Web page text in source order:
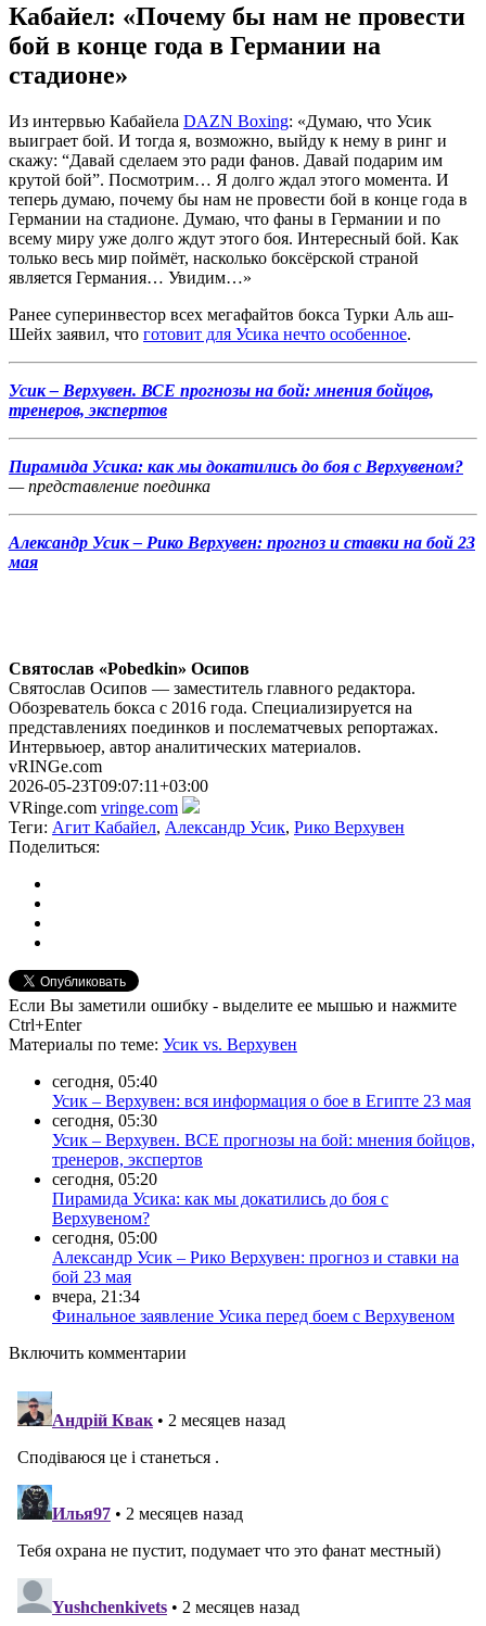
Кабайел: «Почему бы нам не провести
бой в конце года в Германии на
стадионе»
Из интервью Кабайела DAZN Boxing: «Думаю, что Усик
выиграет бой. И тогда я, возможно, выйду к нему в ринг и
скажу: “Давай сделаем это ради фанов. Давай подарим им
крутой бой”. Посмотрим… Я долго ждал этого момента. И
теперь думаю, почему бы нам не провести бой в конце года в
Германии на стадионе. Думаю, что фаны в Германии и по
всему миру уже долго ждут этого боя. Интересный бой. Как
только весь мир поймёт, насколько боксёрской страной
является Германия… Увидим…»
Ранее суперинвестор всех мегафайтов бокса Турки Аль аш-
Шейх заявил, что готовит для Усика нечто особенное.
Усик – Верхувен. ВСЕ прогнозы на бой: мнения бойцов,
тренеров, экспертов
Пирамида Усика: как мы докатились до боя с Верхувеном?
— представление поединка
Александр Усик – Рико Верхувен: прогноз и ставки на бой 23
мая
Святослав «Pobedkin» Осипов
Святослав Осипов — заместитель главного редактора.
Обозреватель бокса с 2016 года. Специализируется на
представлениях поединков и послематчевых репортажах.
Интервьюер, автор аналитических материалов.
vRINGe.com
2026-05-23T09:07:11+03:00
VRinge.com vringe.com
Теги: Агит Кабайел, Александр Усик, Рико Верхувен
Поделиться:
Если Вы заметили ошибку - выделите ее мышью и нажмите
Ctrl+Enter
Материалы по теме: Усик vs. Верхувен
сегодня, 05:40
Усик – Верхувен: вся информация о бое в Египте 23 мая
сегодня, 05:30
Усик – Верхувен. ВСЕ прогнозы на бой: мнения бойцов,
тренеров, экспертов
сегодня, 05:20
Пирамида Усика: как мы докатились до боя с
Верхувеном?
сегодня, 05:00
Александр Усик – Рико Верхувен: прогноз и ставки на
бой 23 мая
вчера, 21:34
Финальное заявление Усика перед боем с Верхувеном
Включить комментарии